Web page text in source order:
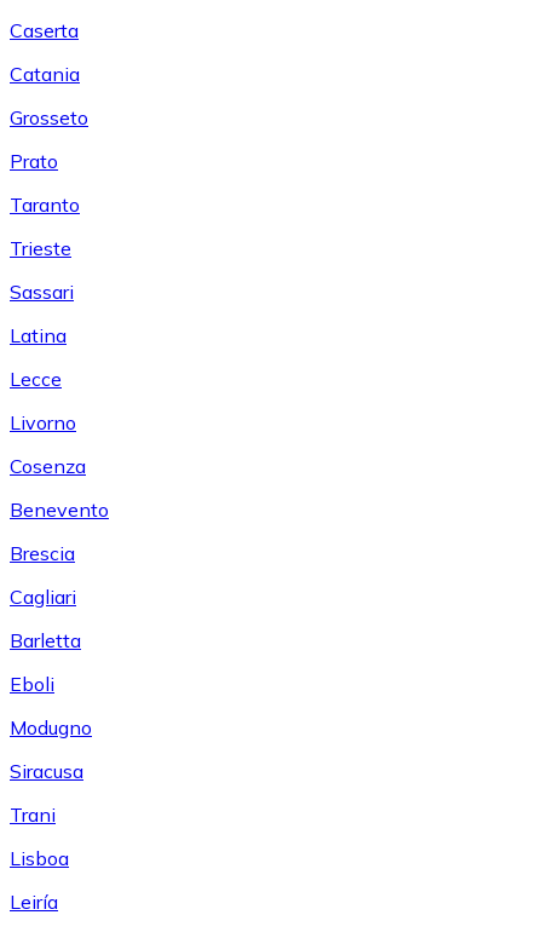
Caserta
Catania
Grosseto
Prato
Taranto
Trieste
Sassari
Latina
Lecce
Livorno
Cosenza
Benevento
Brescia
Cagliari
Barletta
Eboli
Modugno
Siracusa
Trani
Lisboa
Leiría